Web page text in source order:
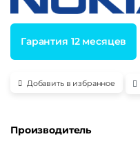
Гарантия 12 месяцев
Добавить в избранное
Производитель